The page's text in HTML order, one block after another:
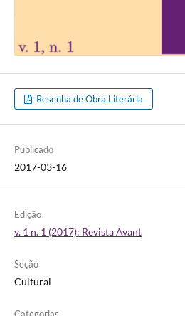
Resenha de Obra Literária
Publicado
2017-03-16
Edição
v. 1 n. 1 (2017): Revista Avant
Seção
Cultural